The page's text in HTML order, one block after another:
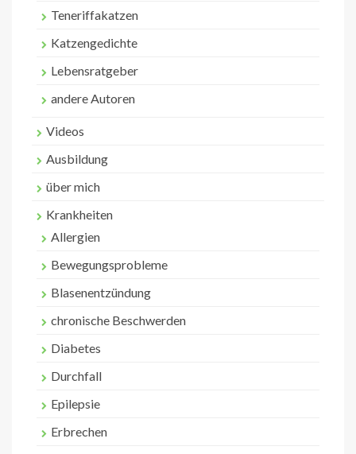
Teneriffakatzen
Katzengedichte
Lebensratgeber
andere Autoren
Videos
Ausbildung
über mich
Krankheiten
Allergien
Bewegungsprobleme
Blasenentzündung
chronische Beschwerden
Diabetes
Durchfall
Epilepsie
Erbrechen